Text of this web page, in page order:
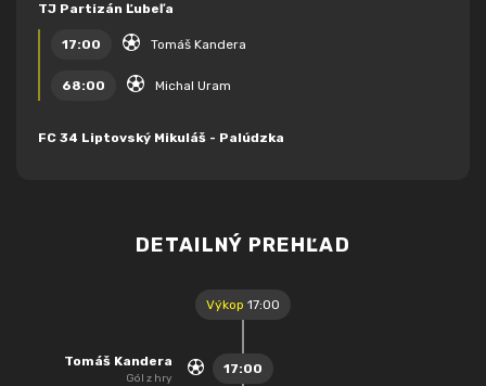
TJ Partizán Ľubeľa
17:00 Tomáš Kandera
68:00 Michal Uram
FC 34 Liptovský Mikuláš - Palúdzka
DETAILNÝ PREHĽAD
Výkop 17:00
17:00
Tomáš Kandera
Gól z hry